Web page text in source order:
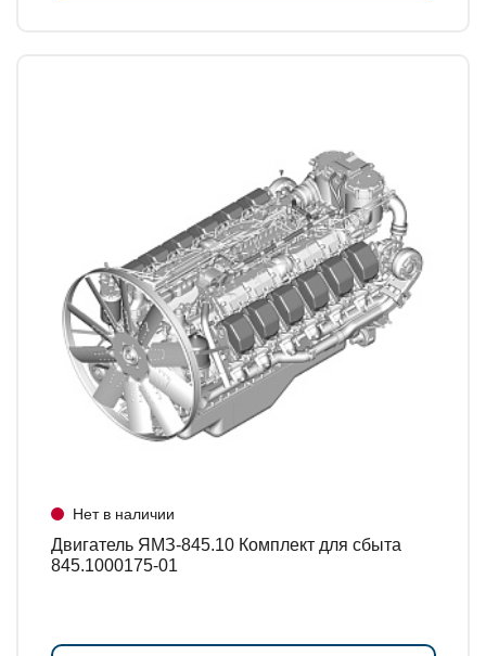
Нет в наличии
Двигатель ЯМЗ-845.10 Комплект для сбыта
845.1000175-01